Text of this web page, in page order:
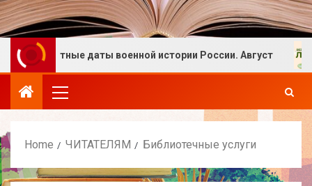
Памятные даты военной истории России. Август
Home ЧИТАТЕЛЯМ Библиотечные услуги